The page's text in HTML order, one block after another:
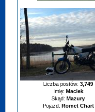
Liczba postów:3,749
Imię: Maciek
Skąd: Mazury
Pojazd: Romet Chart